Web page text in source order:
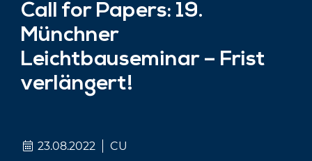
Call for Papers: 19.
Münchner
Leichtbauseminar – Frist
verlängert!
23.08.2022 CU